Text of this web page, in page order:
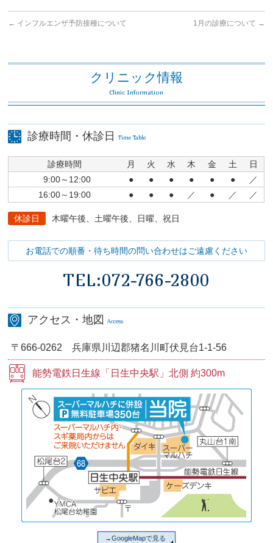
← インフルエンザ予防接種について 1月の診療について →
クリニック情報
Clinic Information
診療時間・休診日Time Table
診療時間 月 火 水 木 金 土
日
9:00～12:00
● ● ● ● ● ●
／
16:00～19:00
● ● ● ／ ● ／ ／
休診日 木曜午後、土曜午後、日曜、祝日
お電話での順番・待ち時間の問い合わせはご遠慮ください
TEL:072-766-2800
アクセス・地図Access
〒666-0262兵庫県川辺郡猪名川町伏見台1-1-56
能勢電鉄日生線 「日生中央駅」北側 約300m
→GoogleMapで見る